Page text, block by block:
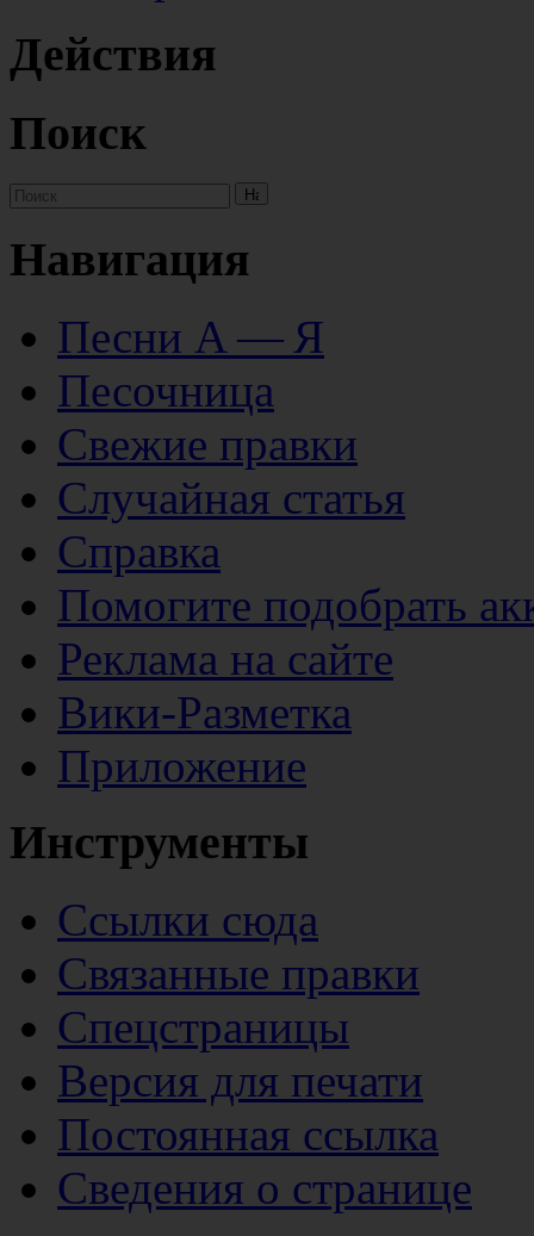
Действия
Поиск
Навигация
Песни А — Я
Песочница
Свежие правки
Случайная статья
Справка
Помогите подобрать
Реклама на сайте
Вики-Разметка
Приложение
Инструменты
Ссылки сюда
Связанные правки
Спецстраницы
Версия для печати
Постоянная ссылка
Сведения о странице